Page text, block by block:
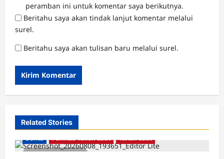
peramban ini untuk komentar saya berikutnya.
Beritahu saya akan tindak lanjut komentar melalui
surel.
Beritahu saya akan tulisan baru melalui surel.
Related Stories
2 minutes read
Berita Pemkab Tanah Laut Tanah Laut